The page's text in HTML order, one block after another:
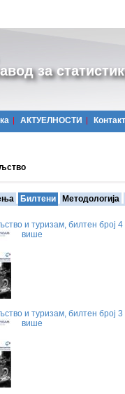
за
АКТУЕЛНОСТИ Контакт
Билтени Методологија
и туризам, билтен број 4
више
и туризам, билтен број 3
више